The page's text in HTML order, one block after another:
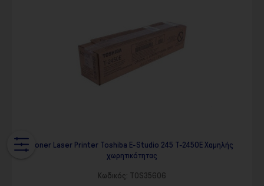
Toner Laser Printer Toshiba E-Studio 245 T-2450Ε Χαμηλής
χωρητικότητας
Κωδικός: TOS35606